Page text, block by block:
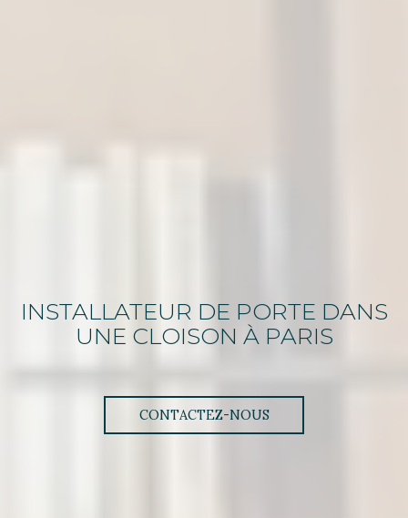
INSTALLATEUR DE PORTE DANS
UNE CLOISON À PARIS
CONTACTEZ-NOUS